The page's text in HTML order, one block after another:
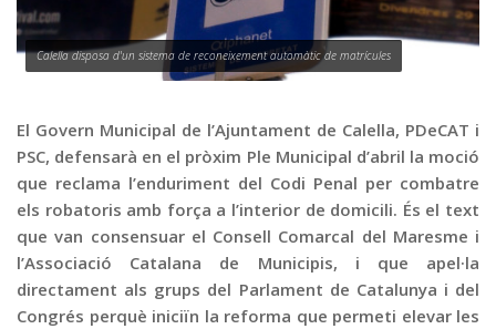
Publicitat
Calella disposa d'un sistema de reconeixement automàtic de matrícules
El Govern Municipal de l’Ajuntament de Calella, PDeCAT i
PSC, defensarà en el pròxim Ple Municipal d’abril la moció
que reclama l’enduriment del Codi Penal per combatre
els robatoris amb força a l’interior de domicili. És el text
que van consensuar el Consell Comarcal del Maresme i
l’Associació Catalana de Municipis, i que apel·la
directament als grups del Parlament de Catalunya i del
Congrés perquè iniciïn la reforma que permeti elevar les